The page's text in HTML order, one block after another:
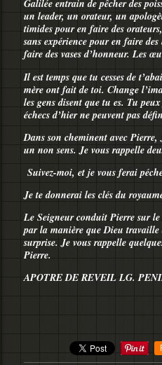
Galilée entrain de pêcher des
un leader, un orateur, un
timides pour en faire des
sans expérience pour en faire
faire des vases d’honneur. Les
Il est temps que tu cesses de
mère ont fait de toi. Change
les gens disent que tu es. Tu
échecs d’hier ne peuvent pas
Dans son cheminent avec
un non sens. Je vous rappelle
Suivez-moi, et je vous ferai
Je te donnerai les clés du
Le Seigneur conduit Pierre sur le
par la manière que Dieu
surprise. Je vous rappelle
Pierre.
APOTRE DE REVEIL LG.